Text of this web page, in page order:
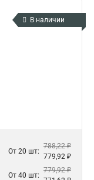
В наличии
От 20 шт:
788,22 ₽
779,92 ₽
От 40 шт:
779,92 ₽